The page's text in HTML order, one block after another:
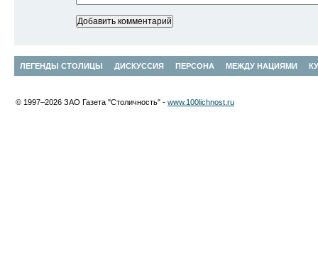
ЛЕГЕНДЫ СТОЛИЦЫ ДИСКУССИЯ ПЕРСОНА МЕЖДУ НАЦИЯМИ
© 1997–2026 ЗАО Газета "Столичность" - www.100lichnost.ru